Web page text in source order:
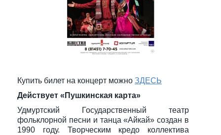
Купить билет на концерт можно ЗДЕСЬ
Действует «Пушкинская карта»
Удмуртский Государственный театр
фольклорной песни и танца «Айкай» создан в
1990 году. Творческим кредо коллектива